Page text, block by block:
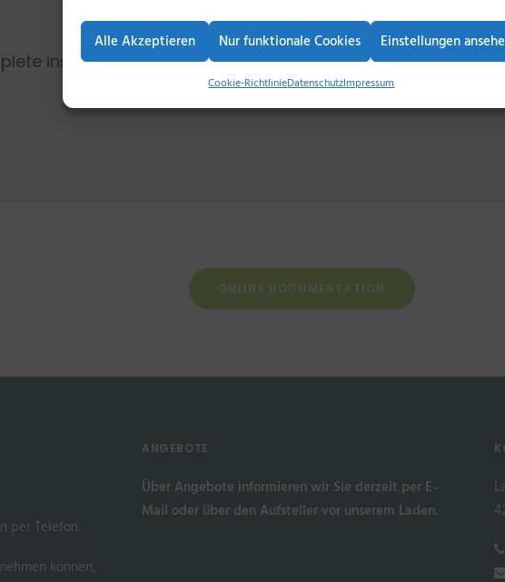
Alle Akzeptieren Nur funktionale Cookies Einstellungen
Cookie-RichtlinieDatenschutzImpressum
installation and workflow detailed online guide. Step by
and detailed video tutorials.
ONLINE DOCUMENTATION
per Telefon.
können,
ANGEBOTE
Über Angebote informieren wir Sie derzeit per E-
Mail oder über den Aufsteller vor unserem Laden.